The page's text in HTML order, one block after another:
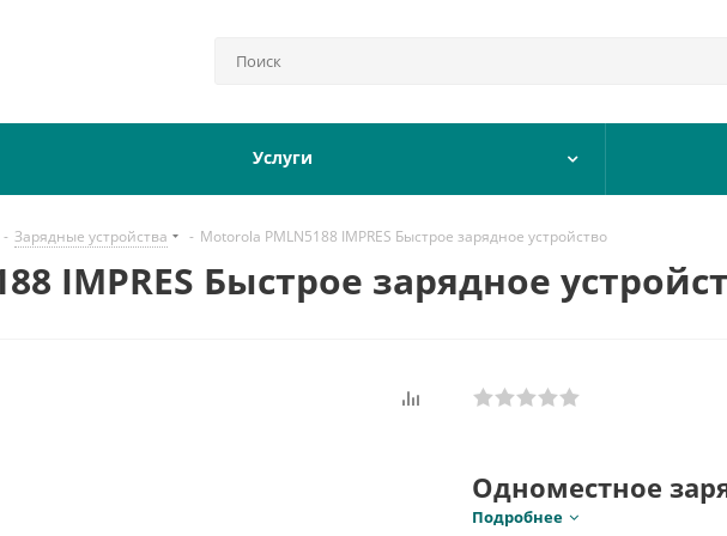
Услуги
- Зарядные устройства - Motorola PMLN5188 IMPRES Быстрое зарядное устройство
IMPRES Быстрое зарядное
Одноместное
аккумулятора
Подробнее